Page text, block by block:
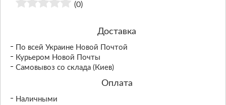
(0)
Доставка
По всей Украине Новой Почтой
Курьером Новой Почты
Самовывоз со склада (Киев)
Оплата
Наличными